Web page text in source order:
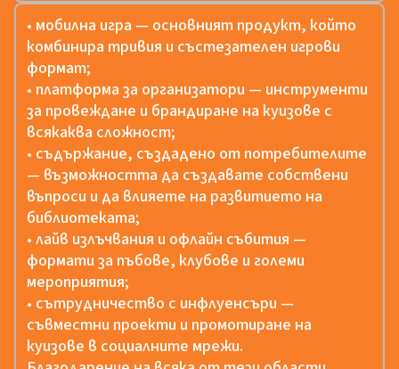
• мобилна игра — основният продукт, който
комбинира тривия и състезателен игрови
формат;
• платформа за организатори — инструменти
за провеждане и брандиране на куизове с
всякаква сложност;
• съдържание, създадено от потребителите
— възможността да създавате собствени
въпроси и да влияете на развитието на
библиотеката;
• лайв излъчвания и офлайн събития —
формати за пъбове, клубове и големи
мероприятия;
• сътрудничество с инфлуенсъри —
съвместни проекти и промотиране на
куизове в социалните мрежи.